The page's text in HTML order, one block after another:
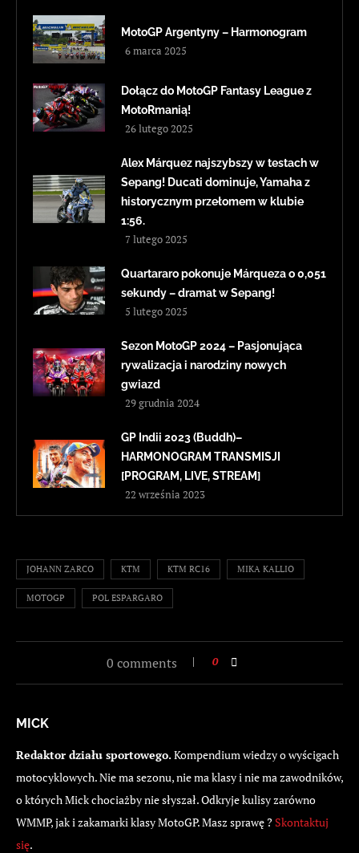
MotoGP Argentyny – Harmonogram
6 marca 2025
Dołącz do MotoGP Fantasy League z
MotoRmanią!
26 lutego 2025
Alex Márquez najszybszy w testach w
Sepang! Ducati dominuje, Yamaha z
historycznym przełomem w klubie
1:56.
7 lutego 2025
Quartararo pokonuje Márqueza o 0,051
sekundy – dramat w Sepang!
5 lutego 2025
Sezon MotoGP 2024 – Pasjonująca
rywalizacja i narodziny nowych
gwiazd
29 grudnia 2024
GP Indii 2023 (Buddh)–
HARMONOGRAM TRANSMISJI
[PROGRAM, LIVE, STREAM]
22 września 2023
JOHANN ZARCO KTM KTM RC16 MIKA KALLIO
MOTOGP POL ESPARGARO
0 comments 0
MICK
Redaktor działu sportowego.Kompendium wiedzy o wyścigach
motocyklowych. Nie ma sezonu, nie ma klasy i nie ma zawodników,
o których Mick chociażby nie słyszał. Odkryje kulisy zarówno
WMMP, jak i zakamarki klasy MotoGP. Masz sprawę ? Skontaktuj
się.